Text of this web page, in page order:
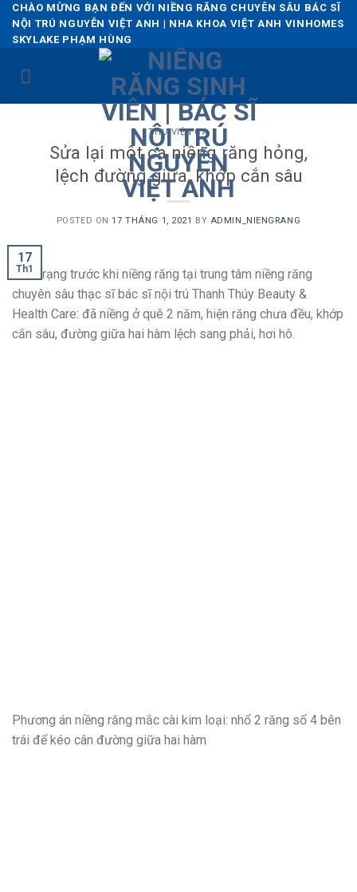
Skip
content
CHÀO MỪNG BẠN ĐẾN VỚI NIỀNG RĂNG CHUYÊN SÂU BÁC SĨ
NỘI TRÚ NGUYỄN VIỆT ANH | NHA KHOA VIỆT ANH VINHOMES
SKYLAKE PHẠM HÙNG
THƯ VIỆN CA
Sửa lại một ca niềng răng hỏng,
lệch đường giữa, khớp cắn sâu
POSTED ON17 THÁNG 1, 2021 BY ADMIN_NIENGRANG
17
Th1
Tình trạng trước khi niềng răng tại trung tâm niềng răng
chuyên sâu thạc sĩ bác sĩ nội trú Thanh Thúy Beauty &
Health Care: đã niềng ở quê 2 năm, hiện răng chưa đều, khớp
cắn sâu, đường giữa hai hàm lệch sang phải, hơi hô.
Phương án niềng răng mắc cài kim loại: nhổ 2 răng số 4 bên
trái để kéo cân đường giữa hai hàm